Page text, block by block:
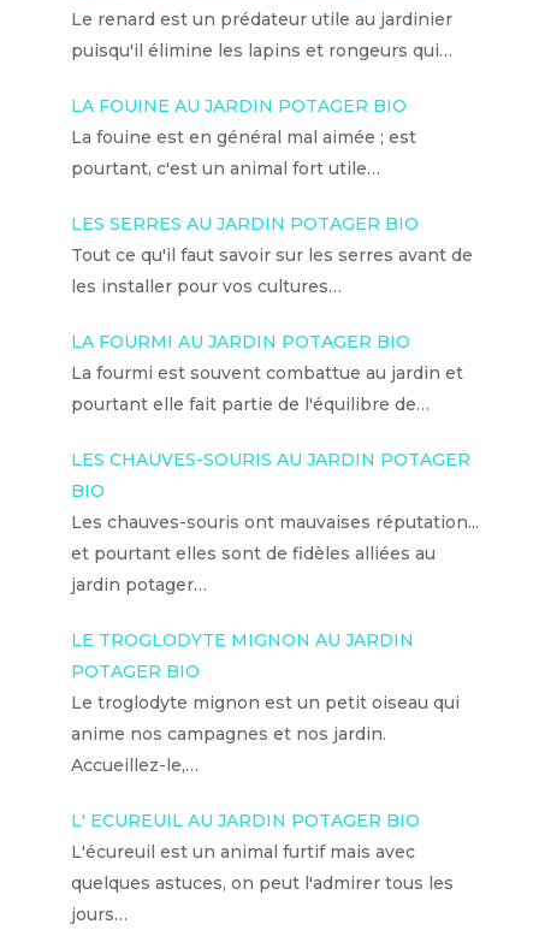
Le renard est un prédateur utile au jardinier
puisqu'il élimine les lapins et rongeurs qui…
LA FOUINE AU JARDIN POTAGER BIO
La fouine est en général mal aimée ; est
pourtant, c'est un animal fort utile…
LES SERRES AU JARDIN POTAGER BIO
Tout ce qu'il faut savoir sur les serres avant de
les installer pour vos cultures…
LA FOURMI AU JARDIN POTAGER BIO
La fourmi est souvent combattue au jardin et
pourtant elle fait partie de l'équilibre de…
LES CHAUVES-SOURIS AU JARDIN POTAGER
BIO
Les chauves-souris ont mauvaises réputation...
et pourtant elles sont de fidèles alliées au
jardin potager…
LE TROGLODYTE MIGNON AU JARDIN
POTAGER BIO
Le troglodyte mignon est un petit oiseau qui
anime nos campagnes et nos jardin.
Accueillez-le,…
L' ECUREUIL AU JARDIN POTAGER BIO
L'écureuil est un animal furtif mais avec
quelques astuces, on peut l'admirer tous les
jours…